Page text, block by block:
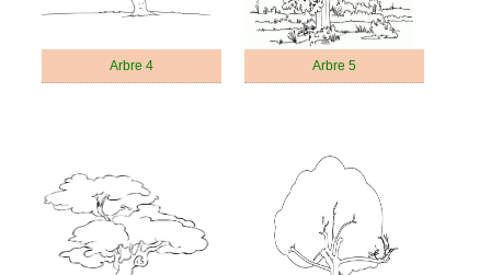
Arbre 4 Arbre 5